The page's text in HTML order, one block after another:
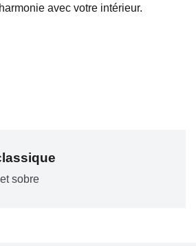
avec votre intérieur.
sobre